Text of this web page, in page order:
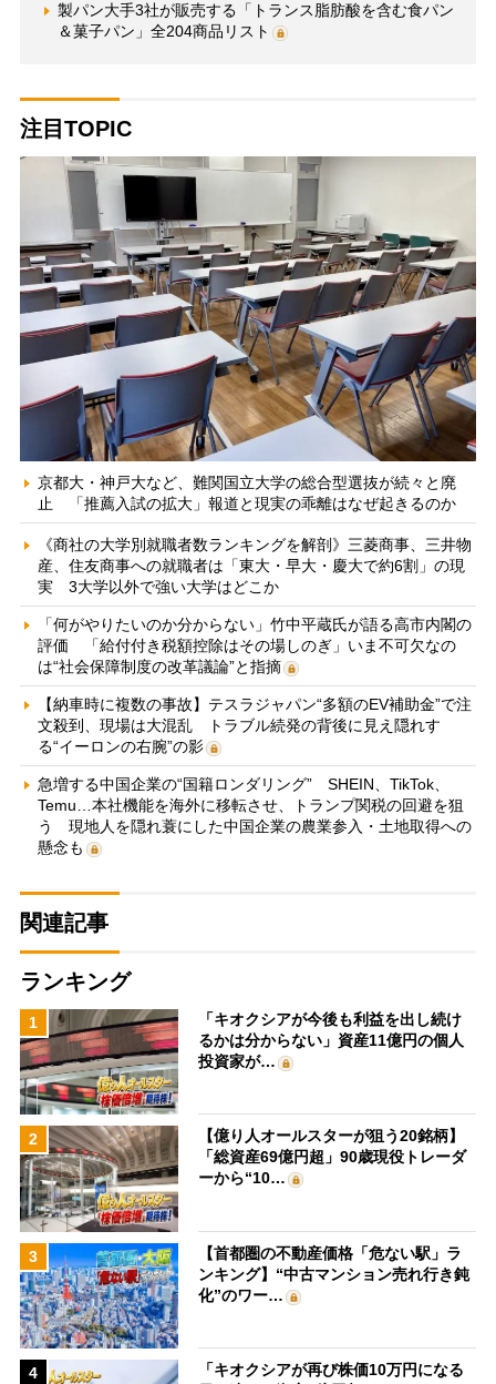
製パン大手3社が販売する「トランス脂肪酸を含む食パン
＆菓子パン」全204商品リスト
注目TOPIC
京都大・神戸大など、難関国立大学の総合型選抜が続々と廃
止 「推薦入試の拡大」報道と現実の乖離はなぜ起きるのか
《商社の大学別就職者数ランキングを解剖》三菱商事、三井物
産、住友商事への就職者は「東大・早大・慶大で約6割」の現
実 3大学以外で強い大学はどこか
「何がやりたいのか分からない」竹中平蔵氏が語る高市内閣の
評価 「給付付き税額控除はその場しのぎ」いま不可欠なの
は“社会保障制度の改革議論”と指摘
【納車時に複数の事故】テスラジャパン“多額のEV補助金”で注
文殺到、現場は大混乱 トラブル続発の背後に見え隠れす
る“イーロンの右腕”の影
急増する中国企業の“国籍ロンダリング” SHEIN、TikTok、
Temu…本社機能を海外に移転させ、トランプ関税の回避を狙
う 現地人を隠れ蓑にした中国企業の農業参入・土地取得への
懸念も
関連記事
ランキング
1
「キオクシアが今後も利益を出し続け
るかは分からない」資産11億円の個人
投資家が…
2
【億り人オールスターが狙う20銘柄】
「総資産69億円超」90歳現役トレーダ
ーから“10…
3
【首都圏の不動産価格「危ない駅」ラ
ンキング】“中古マンション売れ行き鈍
化”のワー…
4
「キオクシアが再び株価10万円になる